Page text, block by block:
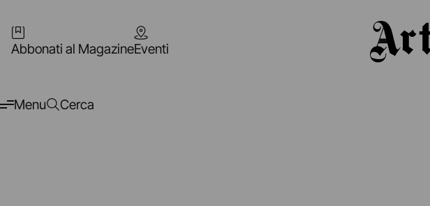
Abbonati al MagazineEventi
Menu Cerca